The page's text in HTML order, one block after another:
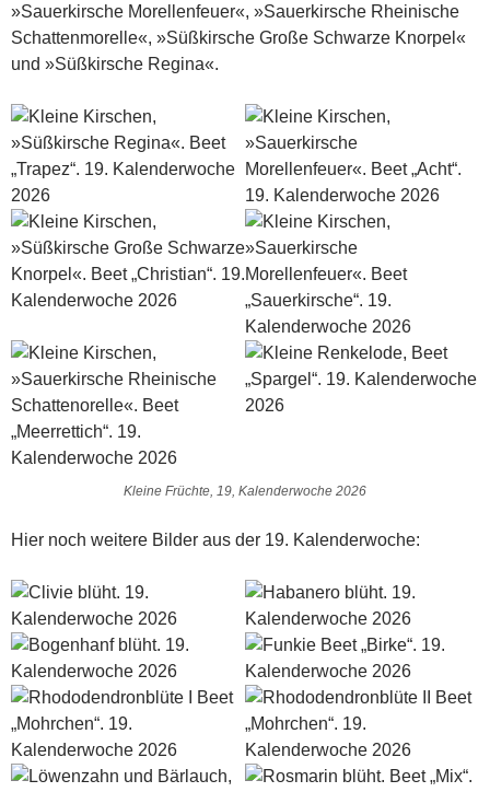
»Sauerkirsche Morellenfeuer«, »Sauerkirsche Rheinische
Schattenmorelle«, »Süßkirsche Große Schwarze Knorpel«
und »Süßkirsche Regina«.
Kleine Früchte, 19, Kalenderwoche 2026
Hier noch weitere Bilder aus der 19. Kalenderwoche: